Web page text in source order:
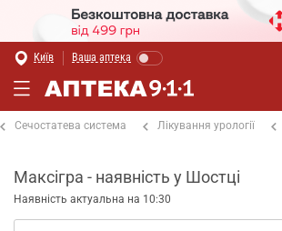
Київ Ваша аптека
Сечостатева система Лікування урології
Максігра - наявність у Шостці
Наявність актуальна на 10:30